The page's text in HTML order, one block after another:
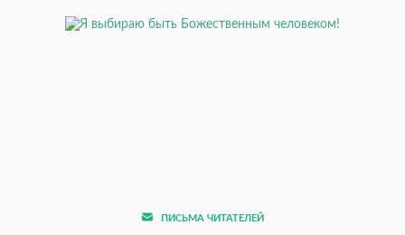
ПИСЬМА ЧИТАТЕЛЕЙ